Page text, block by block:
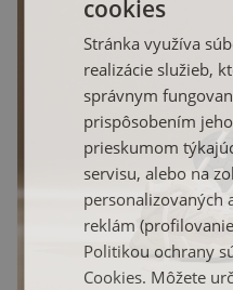
cookies
Stránka využíva
realizácie služieb,
správnym
prispôsobením
prieskumom
servisu, alebo na
personalizovaných
reklám
Politikou ochrany
Cookies. Môžete